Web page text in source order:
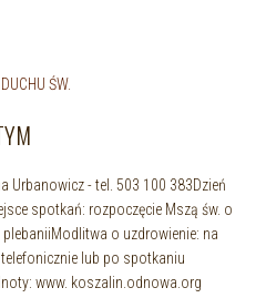
ŚW.
Urbanowicz - tel. 503 100 383Dzień
spotkań: rozpoczęcie Mszą św. o
o uzdrowienie: na
lub po spotkaniu
www. koszalin.odnowa.org